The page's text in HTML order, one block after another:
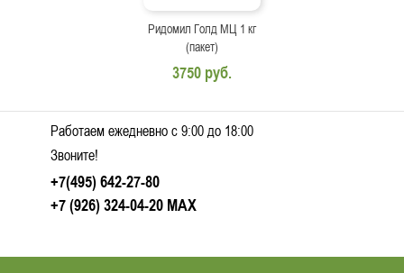
Ридомил Голд МЦ 1 кг
(пакет)
3750 руб.
Работаем ежедневно c 9:00 до 18:00
Звоните!
+7(495) 642-27-80
+7 (926) 324-04-20 MAX